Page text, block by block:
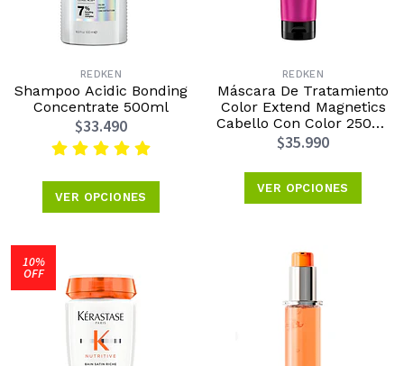
REDKEN
Shampoo Acidic Bonding
Concentrate 500ml
$33.490
VER OPCIONES
REDKEN
Máscara De Tratamiento
Color Extend Magnetics
Cabello Con Color 250ml
Redken
$35.990
VER OPCIONES
10%
OFF